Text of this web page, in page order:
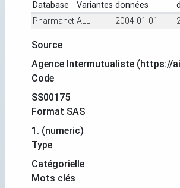
Database Variantes données
Pharmanet ALL 2004-01-01
Source
Agence Intermutualiste (https://
Code
SS00175
Format SAS
1. (numeric)
Type
Catégorielle
Mots clés